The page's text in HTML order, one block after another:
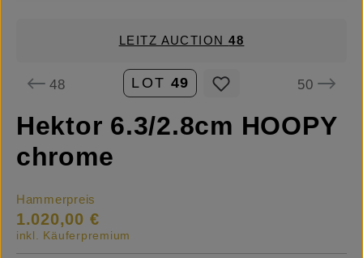
LEITZ AUCTION48
48 LOT 49 50
Hektor 6.3/2.8cm HOOPY
chrome
Hammerpreis
1.020,00 €
inkl. Käuferpremium